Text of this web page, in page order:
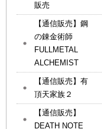
販売
【通信販売】鋼
の錬金術師
FULLMETAL
ALCHEMIST
【通信販売】有
頂天家族２
【通信販売】
DEATH NOTE